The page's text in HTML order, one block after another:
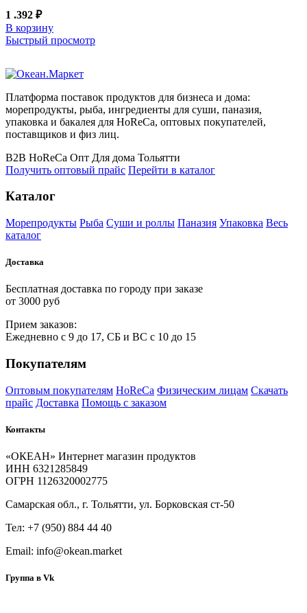
1 .392 ₽
В корзину
Быстрый просмотр
Платформа поставок продуктов для бизнеса и дома:
морепродукты, рыба, ингредиенты для суши, паназия,
упаковка и бакалея для HoReCa, оптовых покупателей,
поставщиков и физ лиц.
B2B HoReCa Опт Для дома Тольятти
Получить оптовый прайс Перейти в каталог
Каталог
Морепродукты Рыба Суши и роллы Паназия Упаковка Весь
каталог
Доставка
Бесплатная доставка по городу при заказе
от 3000 руб
Прием заказов:
Ежедневно с 9 до 17, СБ и ВС с 10 до 15
Покупателям
Оптовым покупателям HoReCa Физическим лицам Скачать
прайс Доставка Помощь с заказом
Контакты
«ОКЕАН» Интернет магазин продуктов
ИНН 6321285849
ОГРН 1126320002775
Самарская обл., г. Тольятти, ул. Борковская ст-50
Тел: +7 (950) 884 44 40
Email: info@okean.market
Группа в Vk